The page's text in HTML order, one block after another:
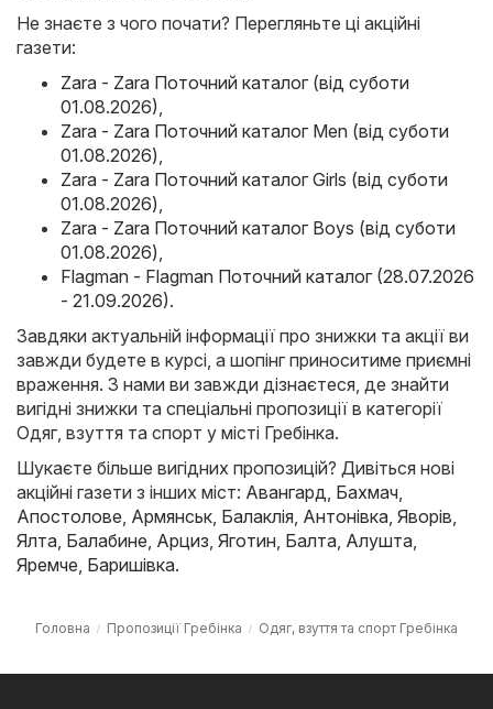
Не знаєте з чого почати? Перегляньте ці акційні
газети:
Zara - Zara Поточний каталог (від суботи
01.08.2026)
Zara - Zara Поточний каталог Men (від суботи
01.08.2026)
Zara - Zara Поточний каталог Girls (від суботи
01.08.2026)
Zara - Zara Поточний каталог Boys (від суботи
01.08.2026)
Flagman - Flagman Поточний каталог (28.07.2026
- 21.09.2026).
Завдяки актуальній інформації про знижки та акції ви
завжди будете в курсі, а шопінг приноситиме приємні
враження. З нами ви завжди дізнаєтеся, де знайти
вигідні знижки та спеціальні пропозиції в категорії
Одяг, взуття та спорт у місті Гребінка.
Шукаєте більше вигідних пропозицій? Дивіться нові
акційні газети з інших міст: Авангард Бахмач
Апостолове Армянськ Балаклія Антонівка Яворів
Ялта Балабине Арциз Яготин Балта Алушта
Яремче Баришівка.
Головна Пропозиції Гребінка Одяг, взуття та спорт Гребінка